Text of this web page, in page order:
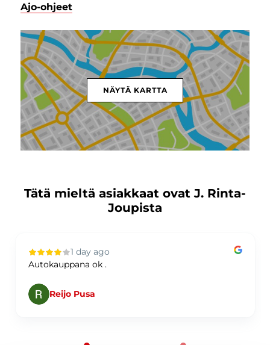
Ajo-ohjeet
NÄYTÄ KARTTA
Tätä mieltä asiakkaat ovat J. Rinta-
Joupista
1 day ago
Autokauppana ok .
Reijo Pusa